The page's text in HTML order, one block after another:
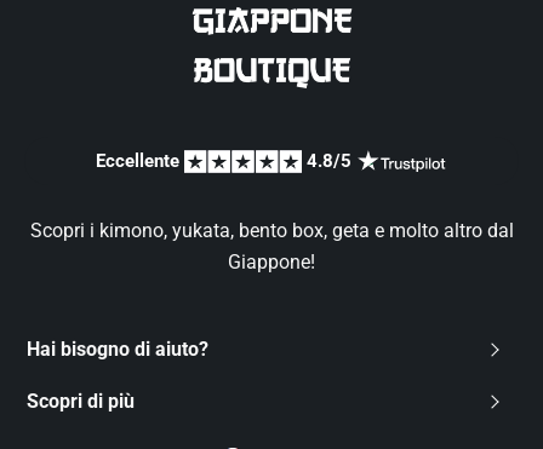
Eccellente 4.8/5
Scopri i kimono, yukata, bento box, geta e molto altro dal
Giappone!
Hai bisogno di aiuto?
Contattaci
Scopri di più